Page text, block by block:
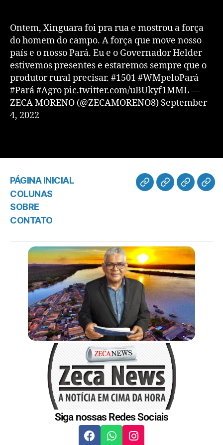
Ontem, Xinguara foi pra rua e mostrou a força
do homem do campo. A força que move nosso
país e o nosso Pará. Eu e o Governador Helder
estivemos presentes e estaremos sempre que o
produtor rural precisar. #1501 #WMpeloPará
#Pará #Agro pic.twitter.com/uBUkyf1MML —
ZECA MORENO (@ZECAMORENO8) September
4, 2022
PÁGINA INICIAL
COLUNAS
SOBRE
CONTATO
Siga nossas Redes Sociais